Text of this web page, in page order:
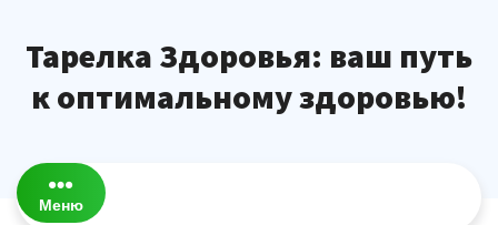
содержимому
Тарелка Здоровья: ваш путь
к оптимальному здоровью!
Меню